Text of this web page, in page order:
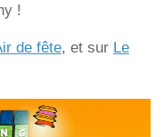
!
de fête, et sur Le